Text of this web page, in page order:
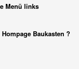
Menü links
Baukasten ?